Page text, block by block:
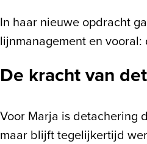
In haar nieuwe opdracht
lijnmanagement en
De kracht van
Voor Marja is detachering
maar blijft tegelijkertijd